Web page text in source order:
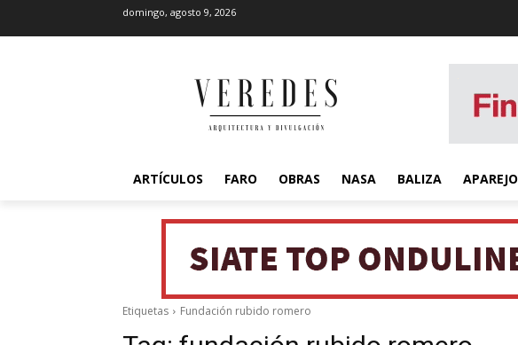
domingo, agosto 9, 2026
ARTÍCULOS FARO OBRAS NASA BALIZA APAREJO
Etiquetas Fundación rubido romero